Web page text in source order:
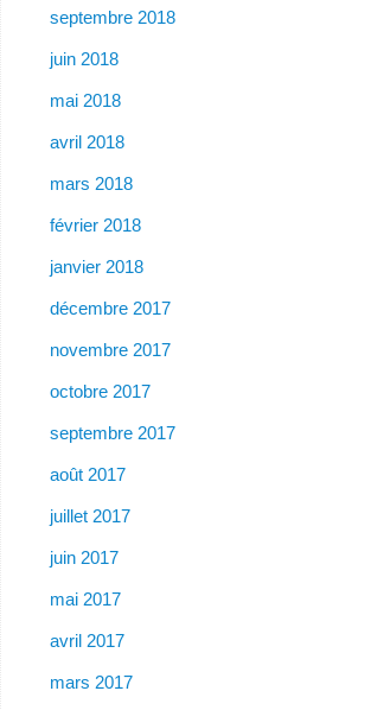
septembre 2018
juin 2018
mai 2018
avril 2018
mars 2018
février 2018
janvier 2018
décembre 2017
novembre 2017
octobre 2017
septembre 2017
août 2017
juillet 2017
juin 2017
mai 2017
avril 2017
mars 2017